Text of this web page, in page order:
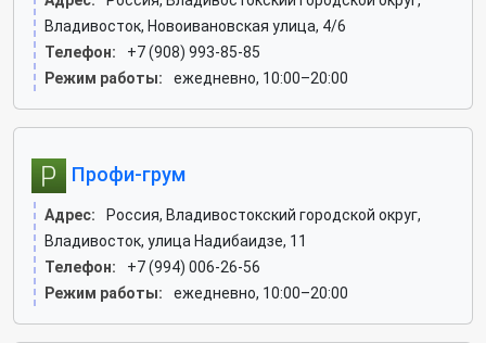
Владивосток, Новоивановская улица, 4/6
Телефон:
+7 (908) 993-85-85
Режим работы:
ежедневно, 10:00–20:00
Профи-грум
Адрес:
Россия, Владивостокский городской округ,
Владивосток, улица Надибаидзе, 11
Телефон:
+7 (994) 006-26-56
Режим работы:
ежедневно, 10:00–20:00